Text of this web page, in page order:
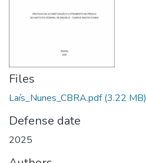
Files
Laís_Nunes_CBRA.pdf(3.22 MB)
Defense date
2025